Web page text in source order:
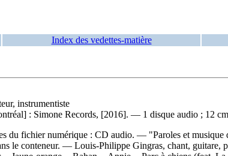
Index des vedettes-matière
instrumentiste
: Simone Records, [2016]. — 1 disque audio ; 12
du fichier numérique : CD audio. — "Paroles et
le conteneur. — Louis-Philippe Gingras, chant,